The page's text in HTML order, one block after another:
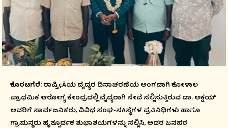
ಕೊರಟಗೆರೆ:ರಾಷ್ಟಿçÃಯ ವೈದ್ಯರ ದಿನಾಚರಣೆಯ ಅಂಗವಾಗಿ ಕೋಳಾಲ
ಪ್ರಾಥಮಿಕ ಆರೋಗ್ಯ ಕೇಂದ್ರದಲ್ಲಿ ವೈದ್ಯರಾಗಿ ಸೇವೆ ಸಲ್ಲಿಸುತ್ತಿರುವ ಡಾ. ಅಕ್ಷಯ್
ಅವರಿಗೆ ಸಾರ್ವಜನಿಕರು, ವಿವಿಧ ಸಂಘ-ಸAಸ್ಥೆಗಳ ಪ್ರತಿನಿಧಿಗಳು ಹಾಗೂ
ಗ್ರಾಮಸ್ಥರು ಹೃತ್ಪೂರ್ವಕ ಶುಭಾಶಯಗಳನ್ನು ಸಲ್ಲಿಸಿ, ಅವರ ಜನಪರ